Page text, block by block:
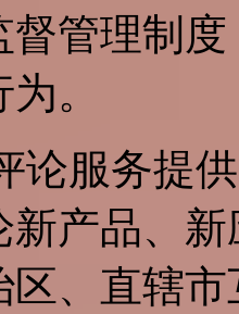
督管理制
。
论服务提
新产品、
区、直辖